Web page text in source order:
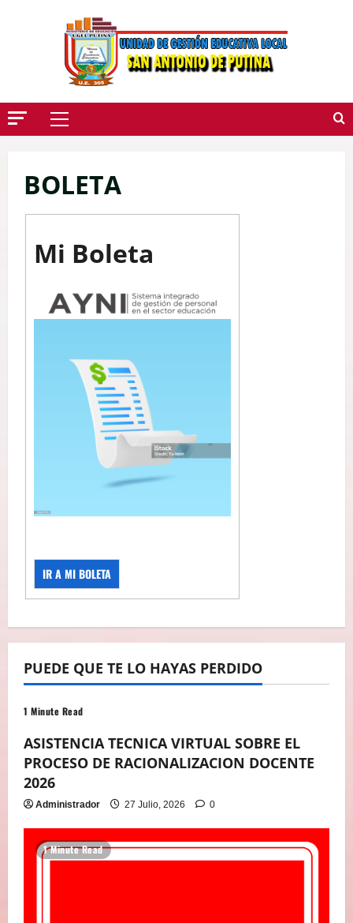
Menú
BOLETA
Mi Boleta
IR A MI BOLETA
PUEDE QUE TE LO HAYAS PERDIDO
1 Minute Read
ASISTENCIA TECNICA VIRTUAL SOBRE EL
PROCESO DE RACIONALIZACION DOCENTE
2026
Administrador 27 Julio, 2026 0
1 Minute Read